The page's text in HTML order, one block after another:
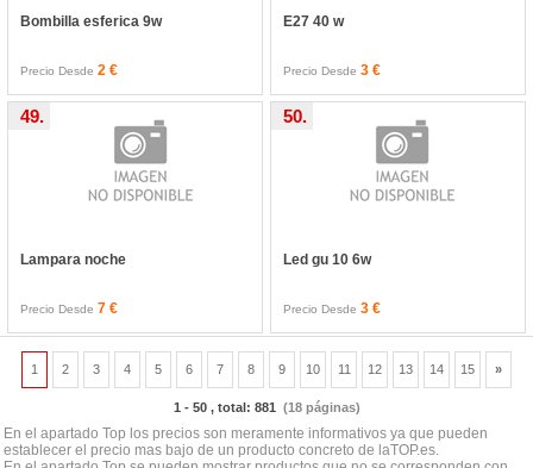
Bombilla esferica 9w
Precio Desde2 €
E27 40 w
Precio Desde 3 €
Lampara noche
49.
Precio Desde7 €
Led gu 10 6w
50.
Precio Desde 3 €
1 2 3 4 5 6 7 8 9 10 11 12 13 14 15 »
1 - 50 , total: 881 (18 páginas)
En el apartado Top los precios son meramente informativos ya que pueden
establecer el precio mas bajo de un producto concreto de laTOP.es.